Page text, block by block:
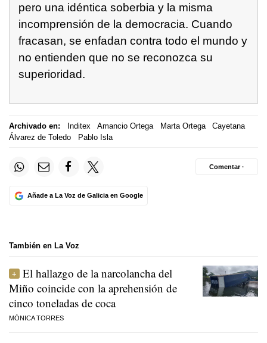
pero una idéntica soberbia y la misma
incomprensión de la democracia. Cuando
fracasan, se enfadan contra todo el mundo y
no entienden que no se reconozca su
superioridad.
Archivado en: Inditex Amancio Ortega Marta Ortega
Cayetana
Álvarez de Toledo
Pablo Isla
Añade a La Voz de Galicia en Google
Comentar ·
También en La Voz
El hallazgo de la narcolancha del
Miño coincide con la aprehensión de
cinco toneladas de coca
MÓNICA TORRES